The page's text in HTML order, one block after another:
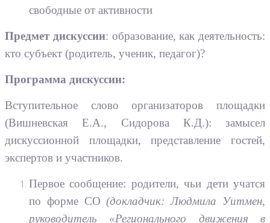
свободные от активности
Предмет дискуссии: образование, как деятельность:
кто субъект (родитель, ученик, педагог)?
Программа дискуссии:
Вступительное слово организаторов площадки
(Вишневская Е.А., Сидорова К.Д.): замысел
дискуссионной площадки, представление гостей,
экспертов и участников.
Первое сообщение: родители, чьи дети учатся
по форме СО (докладчик: Людмила Уитмен,
руководитель «Регионального движения в